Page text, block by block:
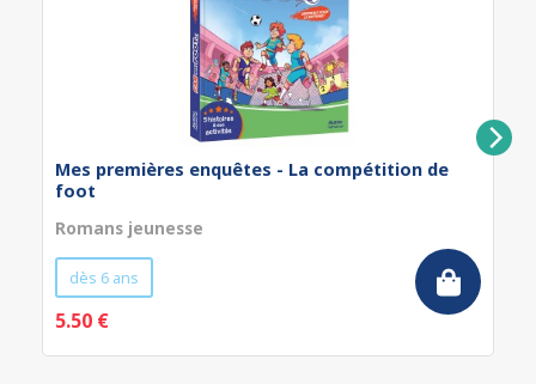
Mes premières enquêtes - La compétition de
foot
Romans jeunesse
dès 6 ans
5.50 €